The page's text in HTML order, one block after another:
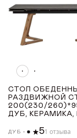
СТОЛ
РАЗДВИЖНОЙ
200(230/
ДУБ, КЕРАМИКА,
ДУБ 51 отзыва
Имя*
Почта*
Имя